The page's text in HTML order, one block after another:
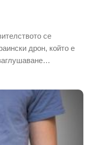
се
дрон, който е